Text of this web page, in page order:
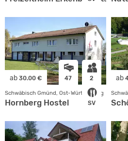
ab 30.00 € 47 2
SV
Schwäbisch Gmünd, Ost-Württemberg
Hornberg Hostel
ab